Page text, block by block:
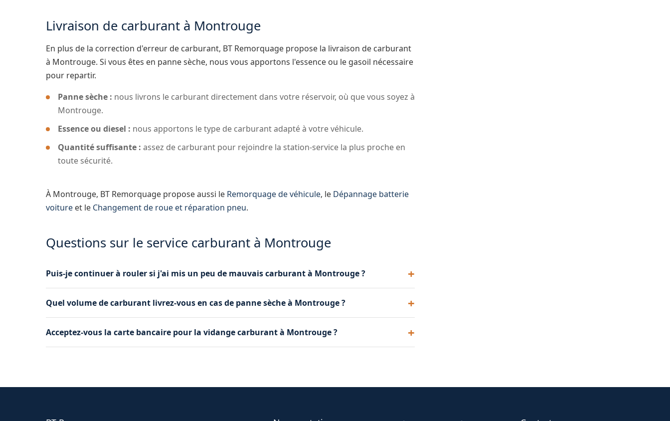
Livraison de carburant à Montrouge
En plus de la correction d'erreur de carburant, BT Remorquage propose la livraison de carburant
à Montrouge. Si vous êtes en panne sèche, nous vous apportons l'essence ou le gasoil nécessaire
pour repartir.
Panne sèche : nous livrons le carburant directement dans votre réservoir, où que vous soyez à
Montrouge.
Essence ou diesel : nous apportons le type de carburant adapté à votre véhicule.
Quantité suffisante : assez de carburant pour rejoindre la station-service la plus proche en
toute sécurité.
À Montrouge, BT Remorquage propose aussi le Remorquage de véhicule, le Dépannage batterie
voiture et le Changement de roue et réparation pneu.
Questions sur le service carburant à Montrouge
Puis-je continuer à rouler si j'ai mis un peu de mauvais carburant à Montrouge ?
sur les moteurs diesel modernes à injection directe. Mieux vaut faire vidanger immédiatement.
Quel volume de carburant livrez-vous en cas de panne sèche à Montrouge ?
service la plus proche et faire un plein complet.
Acceptez-vous la carte bancaire pour la vidange carburant à Montrouge ?